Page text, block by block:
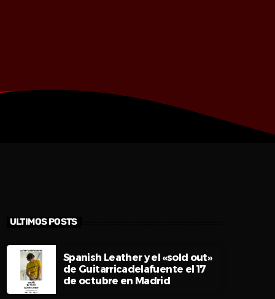
ULTIMOS POSTS
Spanish Leather y el «sold out»
de Guitarricadelafuente el 17
de octubre en Madrid